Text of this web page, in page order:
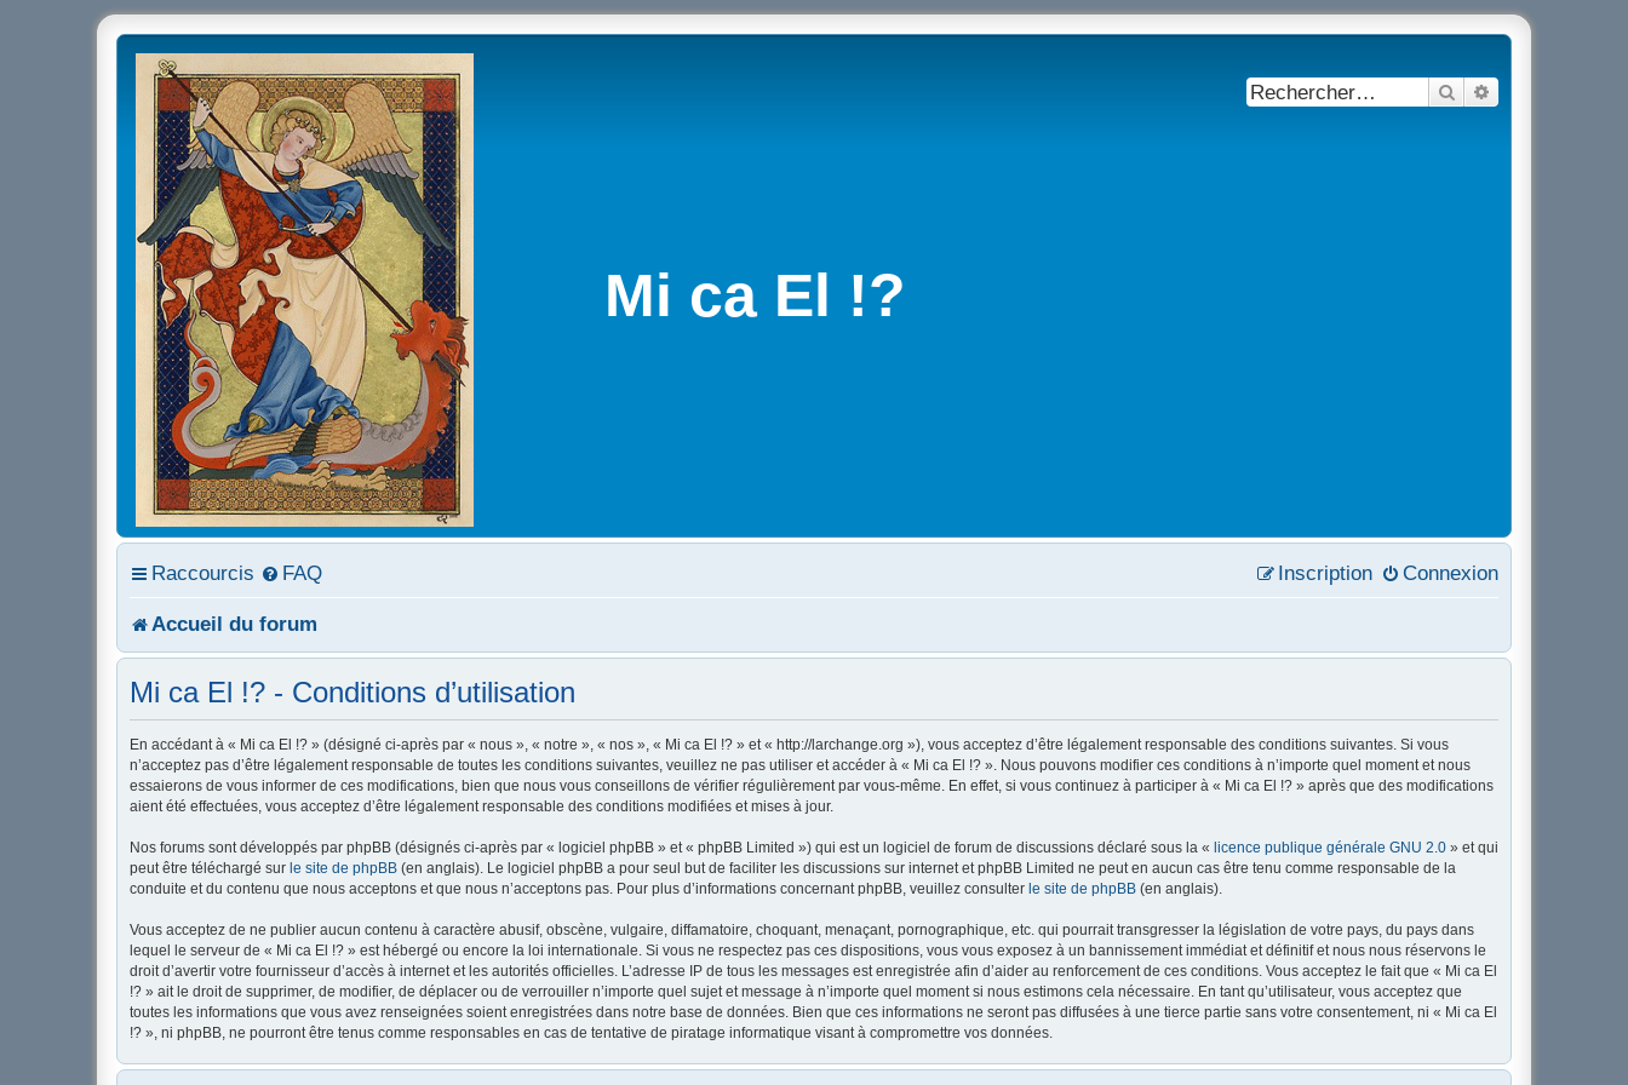
Mi ca El !?
Rechercher
Raccourcis FAQ Connexion
Inscription
Accueil du forum
Mi ca El !? - Conditions d’utilisation
En accédant à « Mi ca El !? » (désigné ci-après par « nous », « notre », « nos », « Mi ca El !? » et « http://larchange.org »), vous acceptez d’être légalement responsable des conditions suivantes. Si vous
n’acceptez pas d’être légalement responsable de toutes les conditions suivantes, veuillez ne pas utiliser et accéder à « Mi ca El !? ». Nous pouvons modifier ces conditions à n’importe quel moment et nous
essaierons de vous informer de ces modifications, bien que nous vous conseillons de vérifier régulièrement par vous-même. En effet, si vous continuez à participer à « Mi ca El !? » après que des modifications
aient été effectuées, vous acceptez d’être légalement responsable des conditions modifiées et mises à jour.
Nos forums sont développés par phpBB (désignés ci-après par « logiciel phpBB » et « phpBB Limited ») qui est un logiciel de forum de discussions déclaré sous la « licence publique générale GNU 2.0 » et qui
peut être téléchargé sur le site de phpBB (en anglais). Le logiciel phpBB a pour seul but de faciliter les discussions sur internet et phpBB Limited ne peut en aucun cas être tenu comme responsable de la
conduite et du contenu que nous acceptons et que nous n’acceptons pas. Pour plus d’informations concernant phpBB, veuillez consulter le site de phpBB (en anglais).
Vous acceptez de ne publier aucun contenu à caractère abusif, obscène, vulgaire, diffamatoire, choquant, menaçant, pornographique, etc. qui pourrait transgresser la législation de votre pays, du pays dans
lequel le serveur de « Mi ca El !? » est hébergé ou encore la loi internationale. Si vous ne respectez pas ces dispositions, vous vous exposez à un bannissement immédiat et définitif et nous nous réservons le
droit d’avertir votre fournisseur d’accès à internet et les autorités officielles. L’adresse IP de tous les messages est enregistrée afin d’aider au renforcement de ces conditions. Vous acceptez le fait que « Mi ca El
!? » ait le droit de supprimer, de modifier, de déplacer ou de verrouiller n’importe quel sujet et message à n’importe quel moment si nous estimons cela nécessaire. En tant qu’utilisateur, vous acceptez que
toutes les informations que vous avez renseignées soient enregistrées dans notre base de données. Bien que ces informations ne seront pas diffusées à une tierce partie sans votre consentement, ni « Mi ca El
!? », ni phpBB, ne pourront être tenus comme responsables en cas de tentative de piratage informatique visant à compromettre vos données.